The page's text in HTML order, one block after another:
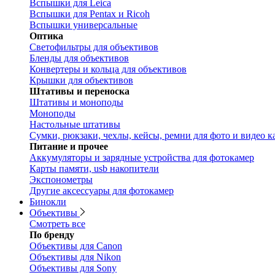
Вспышки для Leica
Вспышки для Pentax и Ricoh
Вспышки универсальные
Оптика
Светофильтры для объективов
Бленды для объективов
Конвертеры и кольца для объективов
Крышки для объективов
Штативы и переноска
Штативы и моноподы
Моноподы
Настольные штативы
Сумки, рюкзаки, чехлы, кейсы, ремни для фото и видео
Питание и прочее
Аккумуляторы и зарядные устройства для фотокамер
Карты памяти, usb накопители
Экспонометры
Другие аксессуары для фотокамер
Бинокли
Объективы
Смотреть все
По бренду
Объективы для Canon
Объективы для Nikon
Объективы для Sony